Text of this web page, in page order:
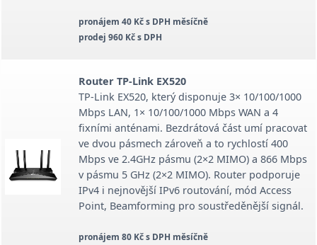
pronájem 40 Kč s DPH měsíčně
prodej 960 Kč s DPH
Router TP-Link EX520
TP-Link EX520, který disponuje 3× 10/100/1000
Mbps LAN, 1× 10/100/1000 Mbps WAN a 4
fixními anténami. Bezdrátová část umí pracovat
ve dvou pásmech zároveň a to rychlostí 400
Mbps ve 2.4GHz pásmu (2×2 MIMO) a 866 Mbps
v pásmu 5 GHz (2×2 MIMO). Router podporuje
IPv4 i nejnovější IPv6 routování, mód Access
Point, Beamforming pro soustředěnější signál.
pronájem 80 Kč s DPH měsíčně